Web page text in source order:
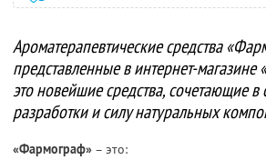
Ароматерапевтические средства
представленные в интернет-магазине
это новейшие средства, сочетающие в
разработки и силу натуральных
«Фармограф» – это: